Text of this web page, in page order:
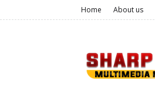
Home About us